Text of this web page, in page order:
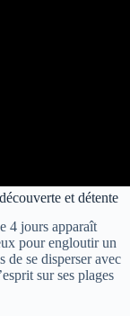
et détente
4 jours apparaît
pour engloutir un
de se disperser avec
sur ses plages